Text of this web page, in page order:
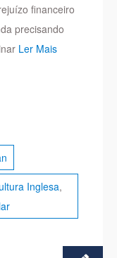
financeiro
precisando
Ler Mais
Inglesa,